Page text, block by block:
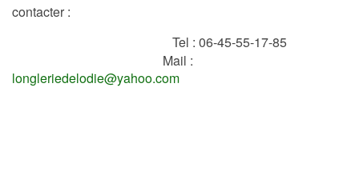
contacter :
Tel : 06-45-55-17-85
Mail :
longleriedelodie@yahoo.com